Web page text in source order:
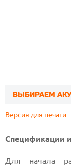
ВЫБИРАЕМ
Версия для печати
Спецификации
Для начала